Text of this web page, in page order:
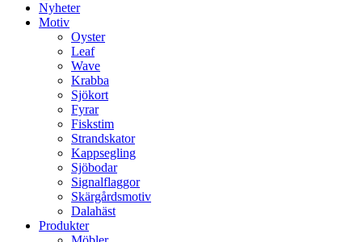
Nyheter
Motiv
Oyster
Leaf
Wave
Krabba
Sjökort
Fyrar
Fiskstim
Strandskator
Kappsegling
Sjöbodar
Signalflaggor
Skärgårdsmotiv
Dalahäst
Produkter